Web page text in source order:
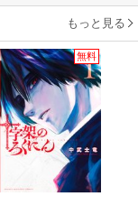
もっと見る
無料